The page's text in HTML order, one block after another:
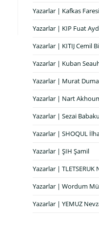
Yazarlar | Kafkas Faresi
Yazarlar | KIP Fuat
Yazarlar | KITIJ Cemil
Yazarlar | Kuban
Yazarlar | Murat
Yazarlar | Nart
Yazarlar | Sezai
Yazarlar | SHOQUL
Yazarlar | ŞIH Şamil
Yazarlar | TLETSERUK
Yazarlar | Wordum
Yazarlar | YEMUZ